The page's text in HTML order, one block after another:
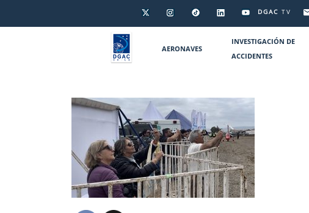
DGAC TV
AERONAVES
INVESTIGACIÓN DE
ACCIDENTES